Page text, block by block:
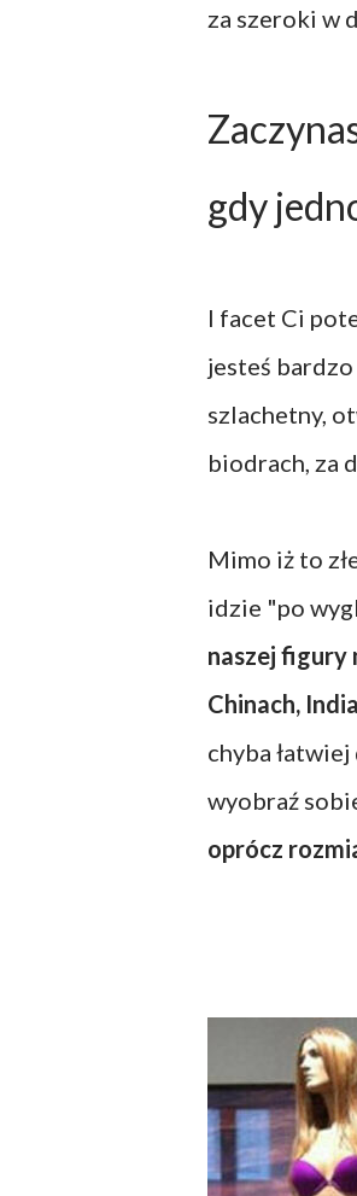
za szeroki w
gdy
I facet Ci
jesteś
szlachetny,
biodrach, za
Mimo iż to
idzie "po
naszej figury
Chinach,
chyba
wyobraź
oprócz